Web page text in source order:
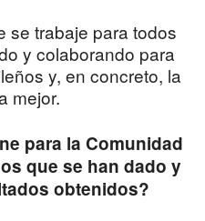
se trabaje para todos
y colaborando para
y, en concreto, la
mejor.
para la Comunidad
que se han dado y
obtenidos?